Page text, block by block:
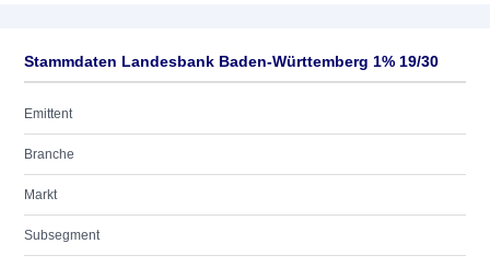
Stammdaten Landesbank Baden-Württemberg 1% 19/30
Emittent
Branche
Markt
Subsegment